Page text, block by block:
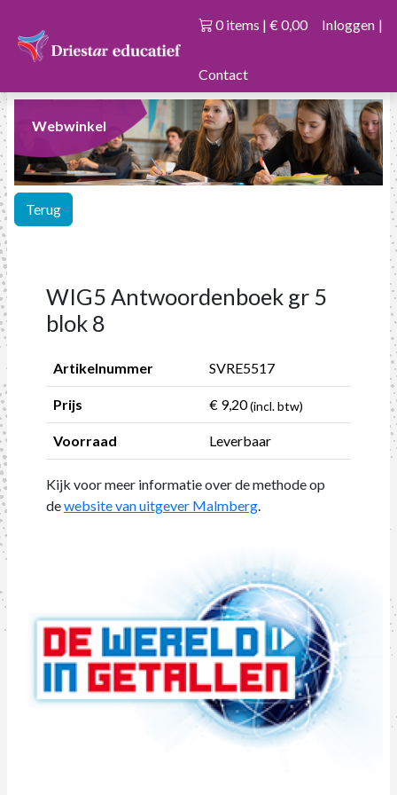
0 items | € 0,00 Inloggen |
Contact
Webwinkel
Terug
WIG5 Antwoordenboek gr 5
blok 8
Artikelnummer SVRE5517
Prijs € 9,20(incl. btw)
Voorraad Leverbaar
Kijk voor meer informatie over de methode op
dewebsite van uitgever Malmberg.